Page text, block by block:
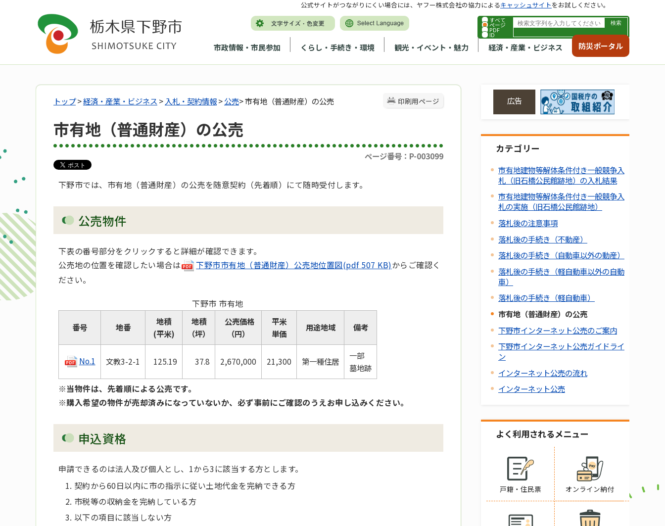
すべて
ページ
PDF
ID
市政情報・市民参加 くらし・手続き・環境 観光・イベント・魅力 経済・産業・ビジネス 防災ポータル
公式サイトがつながりにくい場合には、ヤフー株式会社の協力によるキャッシュサイトをお試しください。
印刷用ページ
トップ>経済・産業・ビジネス > 入札・契約情報>公売> 市有地（普通財産）の公売
市有地（普通財産）の公売
ページ番号：P-003099
下野市では、市有地（普通財産）の公売を随意契約（先着順）にて随時受付します。
公売物件
下表の番号部分をクリックすると詳細が確認できます。
公売地の位置を確認したい場合は
下野市市有地（普通財産）公売地位置図(pdf 507 KB)からご確認く
ださい。
下野市 市有地
番号 地番
地積
(平米)
地積
（坪）
公売価格
（円）
平米
単価
用途地域 備考
No.1 文教3-2-1 125.19 37.8 2,670,000 21,300 第一種住居
一部
墓地跡
※当物件は、先着順による公売です。
※購入希望の物件が売却済みになっていないか、必ず事前にご確認のうえお申し込みください。
申込資格
申請できるのは法人及び個人とし、1から3に該当する方とします。
契約から60日以内に市の指示に従い土地代金を完納できる方
市税等の収納金を完納している方
以下の項目に該当しない方
広告
カテゴリー
市有地建物等解体条件付き一般競争入
札（旧石橋公民館跡地）の入札結果
市有地建物等解体条件付き一般競争入
札の実施（旧石橋公民館跡地）
落札後の注意事項
落札後の手続き（不動産）
落札後の手続き（自動車以外の動産）
落札後の手続き（軽自動車以外の自動
車）
落札後の手続き（軽自動車）
市有地（普通財産）の公売
下野市インターネット公売のご案内
下野市インターネット公売ガイドライ
ン
インターネット公売の流れ
インターネット公売
よく利用されるメニュー
戸籍・住民票 オンライン納付